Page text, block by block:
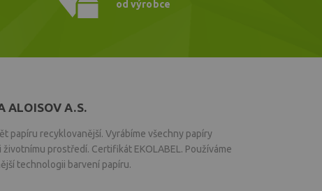
od výrobce
ALOISOV A.S.
papíru recyklovanější. Vyrábíme všechny papíry
životnímu prostředí. Certifikát EKOLABEL. Používáme
technologii barvení papíru.